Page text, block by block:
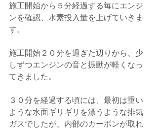
施工開始から５分経過する毎にエンジ
ンを確認、水素投入量を上げていきま
す。
施工開始２０分を過ぎた辺りから、少
しずつエンジンの音と振動が軽くなっ
てきました。
３０分を経過する頃には、最初は重い
ような水面ギリギリを漂うような排気
ガスでしたが、内部のカーボンが取れ